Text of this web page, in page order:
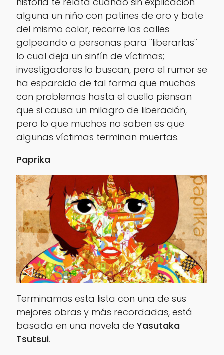
alguna un niño con patines de oro y bate
del mismo color, recorre las calles
golpeando a personas para ¨liberarlas¨
lo cual deja un sinfín de víctimas;
investigadores lo buscan, pero el rumor se
ha esparcido de tal forma que muchos
con problemas hasta el cuello piensan
que si causa un milagro de liberación,
pero lo que muchos no saben es que
algunas víctimas terminan muertas.
Paprika
Terminamos esta lista con una de sus
mejores obras y más recordadas, está
basada en una novela de Yasutaka
Tsutsui.